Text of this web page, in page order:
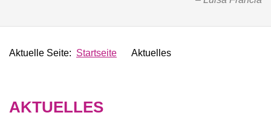
Aktuelle Seite: Startseite Aktuelles
AKTUELLES